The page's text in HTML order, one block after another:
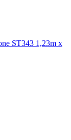
ST343 1,23m x